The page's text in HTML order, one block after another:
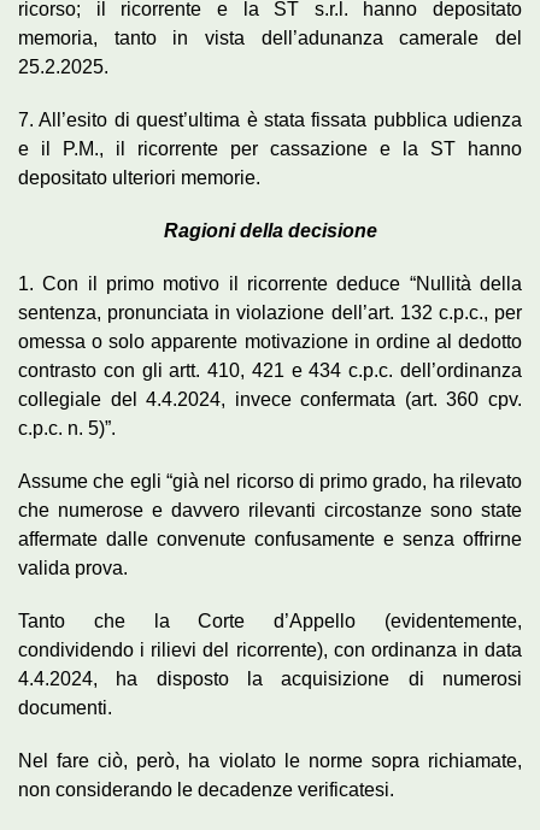
ricorso; il ricorrente e la ST s.r.l. hanno depositato
memoria, tanto in vista dell’adunanza camerale del
25.2.2025.
7. All’esito di quest’ultima è stata fissata pubblica udienza
e il P.M., il ricorrente per cassazione e la ST hanno
depositato ulteriori memorie.
Ragioni della decisione
1. Con il primo motivo il ricorrente deduce “Nullità della
sentenza, pronunciata in violazione dell’art. 132 c.p.c., per
omessa o solo apparente motivazione in ordine al dedotto
contrasto con gli artt. 410, 421 e 434 c.p.c. dell’ordinanza
collegiale del 4.4.2024, invece confermata (art. 360 cpv.
c.p.c. n. 5)”.
Assume che egli “già nel ricorso di primo grado, ha rilevato
che numerose e davvero rilevanti circostanze sono state
affermate dalle convenute confusamente e senza offrirne
valida prova.
Tanto che la Corte d’Appello (evidentemente,
condividendo i rilievi del ricorrente), con ordinanza in data
4.4.2024, ha disposto la acquisizione di numerosi
documenti.
Nel fare ciò, però, ha violato le norme sopra richiamate,
non considerando le decadenze verificatesi.